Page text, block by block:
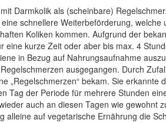
Darmkolik als (scheinbare)
schnellere Weiterbeförderung,
Koliken kommen. Aufgrund der
eine kurze Zeit oder aber bis max. 4
in Bezug auf Nahrungsaufnahme
Regelschmerzen ausgegangen. Durch
„Regelschmerzen“ bekam. Sie
Tag der Periode für mehrere Stunden
auch an diesen Tagen wie
alleine auf vegetarische Ernährung die